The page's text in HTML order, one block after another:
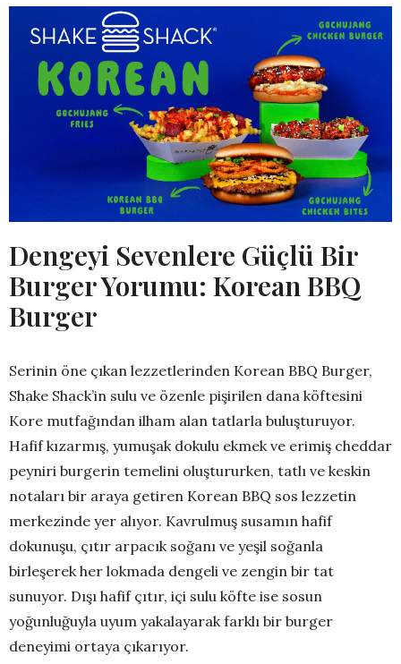
Dengeyi Sevenlere Güçlü Bir
Burger Yorumu: Korean BBQ
Burger
Serinin öne çıkan lezzetlerinden Korean BBQ Burger,
Shake Shack’in sulu ve özenle pişirilen dana köftesini
Kore mutfağından ilham alan tatlarla buluşturuyor.
Hafif kızarmış, yumuşak dokulu ekmek ve erimiş cheddar
peyniri burgerin temelini oluştururken, tatlı ve keskin
notaları bir araya getiren Korean BBQ sos lezzetin
merkezinde yer alıyor. Kavrulmuş susamın hafif
dokunuşu, çıtır arpacık soğanı ve yeşil soğanla
birleşerek her lokmada dengeli ve zengin bir tat
sunuyor. Dışı hafif çıtır, içi sulu köfte ise sosun
yoğunluğuyla uyum yakalayarak farklı bir burger
deneyimi ortaya çıkarıyor.